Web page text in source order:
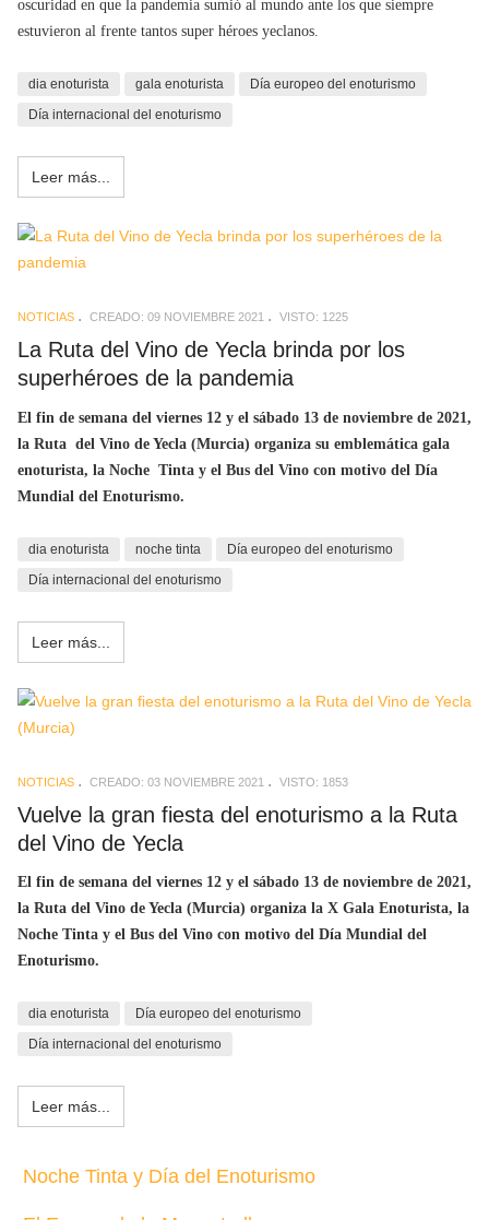
oscuridad en que la pandemia sumió al mundo ante los que siempre
estuvieron al frente tantos super héroes yeclanos.
dia enoturista gala enoturista
Día europeo del enoturismo
Día internacional del enoturismo
Leer más...
NOTICIAS CREADO: 09 NOVIEMBRE 2021 VISTO: 1225
La Ruta del Vino de Yecla brinda por los
superhéroes de la pandemia
El fin de semana del viernes 12 y el sábado 13 de noviembre de 2021,
la Ruta del Vino de Yecla (Murcia) organiza su emblemática gala
enoturista, la Noche Tinta y el Bus del Vino con motivo del Día
Mundial del Enoturismo.
dia enoturista noche tinta
Día europeo del enoturismo
Día internacional del enoturismo
Leer más...
NOTICIAS CREADO: 03 NOVIEMBRE 2021 VISTO: 1853
Vuelve la gran fiesta del enoturismo a la Ruta
del Vino de Yecla
El fin de semana del viernes 12 y el sábado 13 de noviembre de 2021,
la Ruta del Vino de Yecla (Murcia) organiza la X Gala Enoturista, la
Noche Tinta y el Bus del Vino con motivo del Día Mundial del
Enoturismo.
dia enoturista
Día europeo del enoturismo
Día internacional del enoturismo
Leer más...
Noche Tinta y Día del Enoturismo